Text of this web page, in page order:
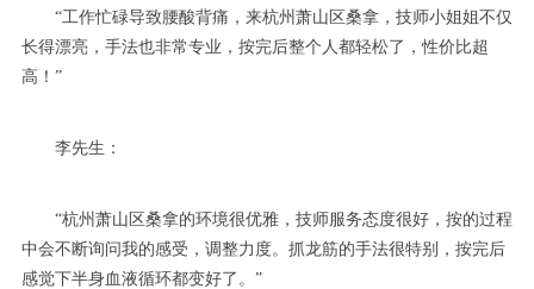
“工作忙碌导致腰酸背痛，来杭州萧山区桑拿，技师小姐姐不仅
长得漂亮，手法也非常专业，按完后整个人都轻松了，性价比超
高！”
李先生：
“杭州萧山区桑拿的环境很优雅，技师服务态度很好，按的过程
中会不断询问我的感受，调整力度。抓龙筋的手法很特别，按完后
感觉下半身血液循环都变好了。”